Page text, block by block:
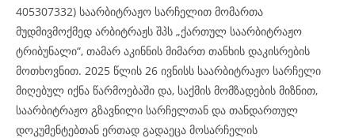
405307332) საარბიტრაჟო სარჩელით მომართა
მუდმივმოქმედ არბიტრაჟს შპს „ქართულ საარბიტრაჟო
ტრიბუნალი“, თამარ აკინნის მიმართ თანხის დაკისრების
მოთხოვნით. 2025 წლის 26 ივნისს საარბიტრაჟო სარჩელი
მიღებულ იქნა წარმოებაში და, საქმის მომზადების მიზნით,
საარბიტრაჟო გზავნილი სარჩელთან და თანდართულ
დოკუმენტებთან ერთად გადაეცა მოსარჩელის